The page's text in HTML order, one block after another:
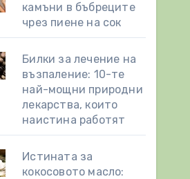
камъни в бъбреците
чрез пиене на сок
Билки за лечение на
възпаление: 10-те
най-мощни природни
лекарства, които
наистина работят
Истината за
кокосовото масло: